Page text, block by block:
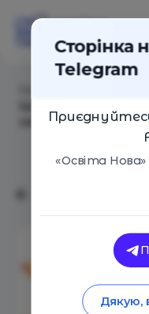
квітня 2024 року
Сторінка
Telegram
«Освіта Нова»
Дякую,